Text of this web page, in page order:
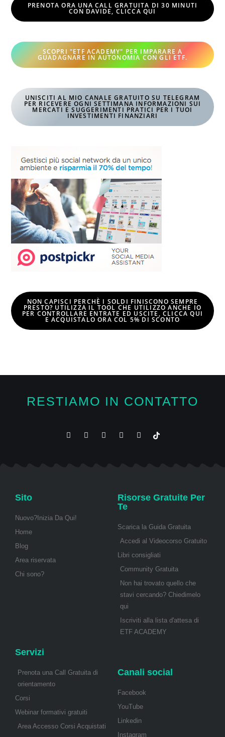
PRENOTA ORA UNA CALL GRATUITA DI 30 MINUTI
CON DAVIDE, CLICCA QUI
SCOPRI "ETF ACADEMY" PER IMPARARE A
GUADAGNARE IN AUTONOMIA CON GLI ETF.
UNISCITI AL MIO CANALE GRATUITO SU TELEGRAM
PER RICEVERE OGNI SETTIMANA INFORMAZIONI SUI
MERCATI E SUGGERIMENTI PRATICI PER I TUOI
INVESTIMENTI FINANZIARI
NON CAPISCI PERCHÈ I SOLDI FINISCONO SEMPRE
PRESTO? UTILIZZA IL TOOL CHE UTILIZZO ANCHE IO
PER CONTROLLARE ENTRATE ED USCITE, CLICCA QUI
EACQUISTALO ORA COL 5% DI SCONTO
RESTIAMO IN CONTATTO
Sito
Nuovo?Inizia Da Qui!
Home
Blog
Area riservata
Chi sono?
Risorse Gratuite Per
Te
Scarica la Guida Gratuita
Accedi al Videocorso Gratuito
Libri consigliati
Community Gratuita
Non hai trovato quello che
stavi cercando? Chiedimelo
qui
Iscriviti alla lista d'attesa di
ETF ACADEMY
Servizi
Prenota una Call Gratuita di
orientamento
Corsi
Webinar formativi gratuiti
Area Accesso Corsi Acquistati
Canali social
Facebook
YouTube
Linkedin
Instagram